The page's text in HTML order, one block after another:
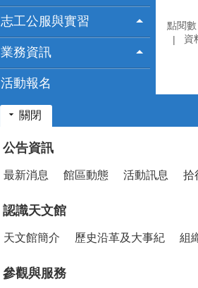
志工公服與實習
業務資訊
活動報名
點閱數
資
關閉
公告資訊
最新消息 館區動態 活動訊息 拾
認識天文館
天文館簡介 歷史沿革及大事紀 組
參觀與服務